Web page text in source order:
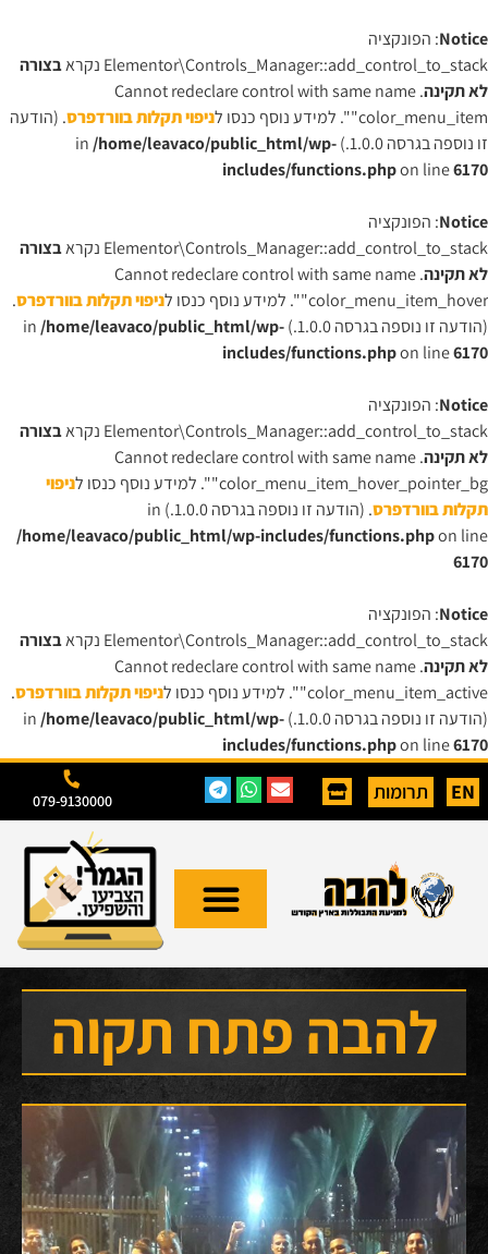
Notice: הפונקציה
Elementor\Controls_Manager::add_control_to_stack נקרא
בצורה
לא תקינה . Cannot redeclare control with same name
"color_menu_item". למידע נוסף כנסו ל
ניפוי תקלות בוורדפרס. (הודעה
זו נוספה בגרסה 1.0.0.) in
/home/leavaco/public_html/wp-
includes/functions.phpon line6170
Notice: הפונקציה
Elementor\Controls_Manager::add_control_to_stack נקרא
בצורה
לא תקינה . Cannot redeclare control with same name
"color_menu_item_hover". למידע נוסף כנסו ל
ניפוי תקלות בוורדפרס.
(הודעה זו נוספה בגרסה 1.0.0.) in
/home/leavaco/public_html/wp-
includes/functions.phpon line6170
Notice: הפונקציה
Elementor\Controls_Manager::add_control_to_stack נקרא
בצורה
לא תקינה . Cannot redeclare control with same name
"color_menu_item_hover_pointer_bg". למידע נוסף כנסו ל
ניפוי
תקלות בוורדפרס. (הודעה זו נוספה בגרסה 1.0.0.) in
/home/leavaco/public_html/wp-includes/functions.phpon line
6170
Notice: הפונקציה
Elementor\Controls_Manager::add_control_to_stack נקרא
בצורה
לא תקינה . Cannot redeclare control with same name
"color_menu_item_active". למידע נוסף כנסו ל
ניפוי תקלות בוורדפרס.
(הודעה זו נוספה בגרסה 1.0.0.) in
/home/leavaco/public_html/wp-
includes/functions.phpon line6170
EN תרומות 079-9130000
להבה פתח תקוה